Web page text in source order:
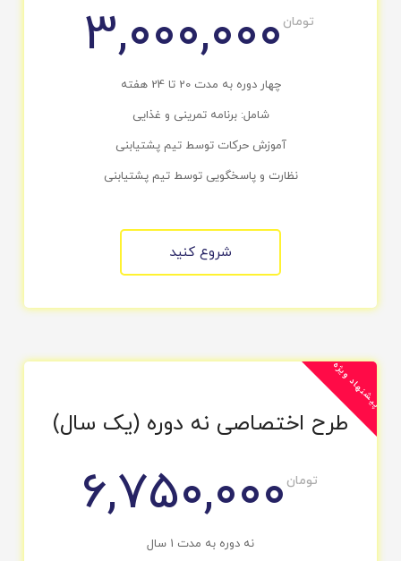
تومان 3,000,000
چهار دوره به مدت 20 تا 24 هفته
شامل: برنامه تمرینی و غذایی
آموزش حرکات توسط تیم پشتیابنی
نظارت و پاسخگویی توسط تیم پشتیابنی
شروع کنید
پیشنهاد ویژه
طرح اختصاصی نه دوره (یک سال)
تومان 6,750,000
نه دوره به مدت 1 سال